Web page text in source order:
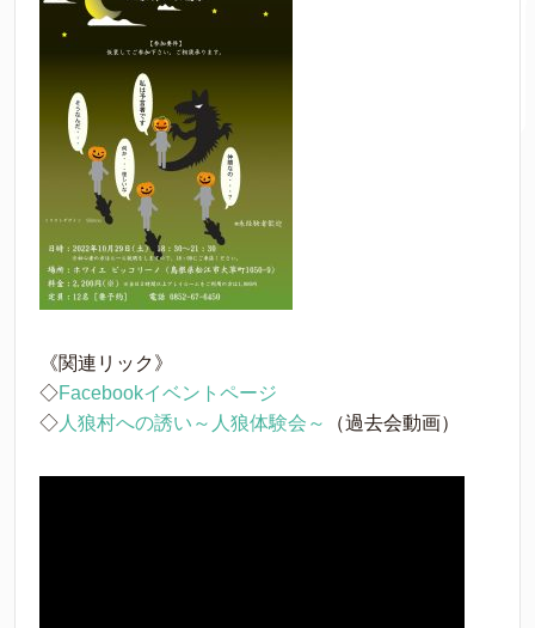
《関連リック》
◇Facebookイベントページ
◇ 人狼村への誘い～人狼体験会～ （過去会動画）